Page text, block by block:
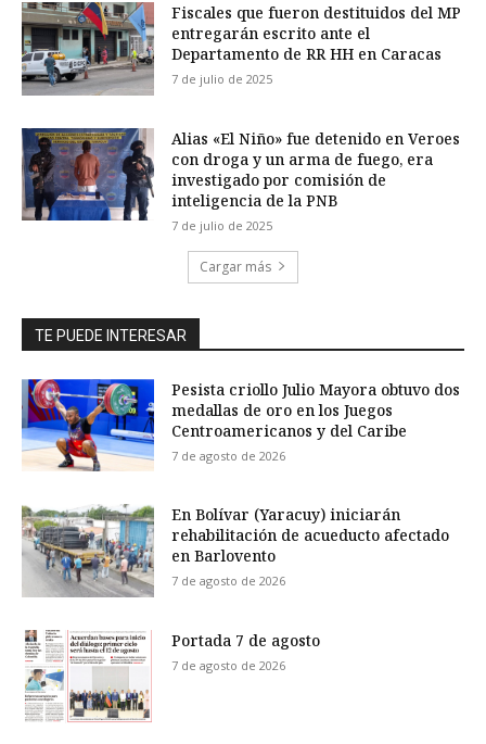
Fiscales que fueron destituidos del MP
entregarán escrito ante el
Departamento de RR HH en Caracas
7 de julio de 2025
Alias «El Niño» fue detenido en Veroes
con droga y un arma de fuego, era
investigado por comisión de
inteligencia de la PNB
7 de julio de 2025
Cargar más
TE PUEDE INTERESAR
Pesista criollo Julio Mayora obtuvo dos
medallas de oro en los Juegos
Centroamericanos y del Caribe
7 de agosto de 2026
En Bolívar (Yaracuy) iniciarán
rehabilitación de acueducto afectado
en Barlovento
7 de agosto de 2026
Portada 7 de agosto
7 de agosto de 2026